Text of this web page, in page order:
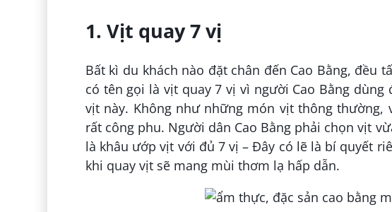
1. Vịt quay 7 vị
Bất kì du khách nào đặt chân đến Cao Bằng, đều
có tên gọi là vịt quay 7 vị vì người Cao Bằng
vịt này. Không như những món vịt thông thường,
rất công phu. Người dân Cao Bằng phải chọn vịt
là khâu ướp vịt với đủ 7 vị – Đây có lẽ là bí quyết
khi quay vịt sẽ mang mùi thơm lạ hấp dẫn.